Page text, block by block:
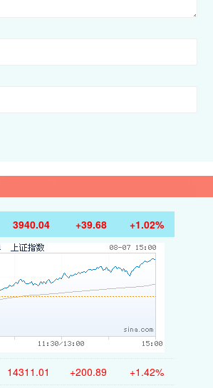
3940.04 +39.68 +1.02%
14311.01 +200.89 +1.42%